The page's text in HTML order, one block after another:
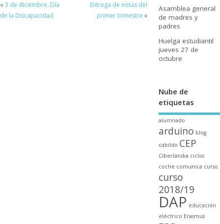
« 3 de diciembre..Día
de la Discapacidad
Entrega de notas del
primer trimestre »
Asamblea general
de madres y
padres
Huelga estudiantil
jueves 27 de
octubre
Nube de
etiquetas
alumnado
arduino blog
cabildo CEP
Ciberlandia ciclos
coche comunica curso
curso
2018/19
DAP educación
eléctrico Erasmus